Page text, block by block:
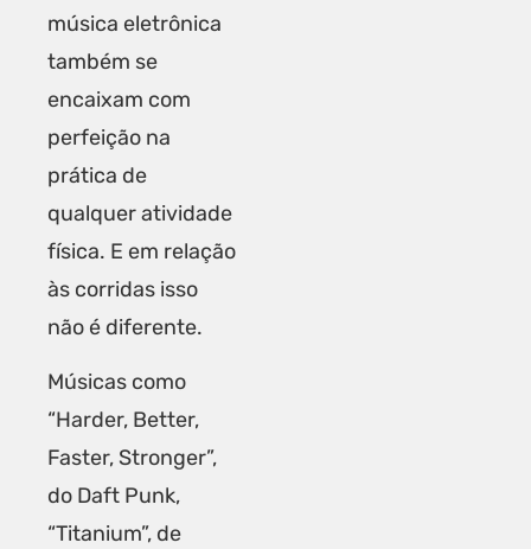
música eletrônica
também se
encaixam com
perfeição na
prática de
qualquer atividade
física. E em relação
às corridas isso
não é diferente.
Músicas como
“Harder, Better,
Faster, Stronger”,
do Daft Punk,
“Titanium”, de